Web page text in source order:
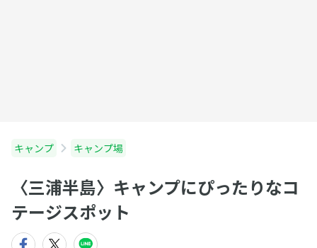
キャンプ キャンプ場
〈三浦半島〉キャンプにぴったりなコ
テージスポット